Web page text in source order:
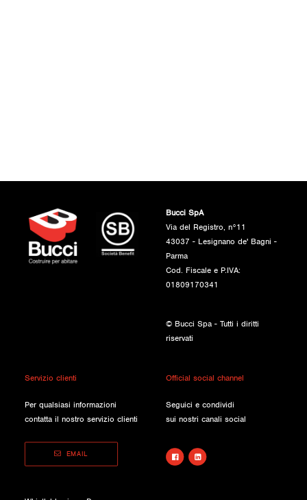
Bucci SpA
Via del Registro, n°11
43037 - Lesignano de' Bagni -
Parma
Cod. Fiscale e P.IVA:
01809170341
© Bucci Spa - Tutti i diritti
riservati
Servizio clienti
Per qualsiasi informazioni
contatta il nostro servizio clienti
EMAIL
Official social channel
Seguici e condividi
sui nostri canali social